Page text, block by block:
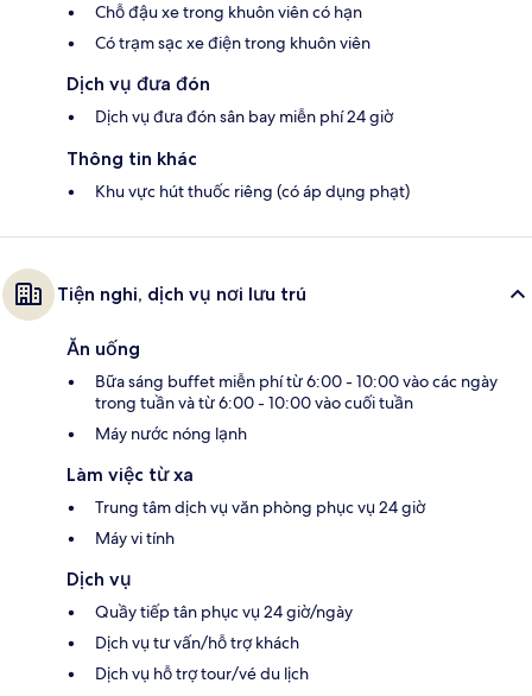
Chỗ đậu xe trong khuôn viên có hạn
Có trạm sạc xe điện trong khuôn viên
Dịch vụ đưa đón
Dịch vụ đưa đón sân bay miễn phí 24 giờ
Thông tin khác
Khu vực hút thuốc riêng (có áp dụng phạt)
Tiện nghi, dịch vụ nơi lưu trú
Ăn uống
Bữa sáng buffet miễn phí từ 6:00 - 10:00 vào các ngày
trong tuần và từ 6:00 - 10:00 vào cuối tuần
Máy nước nóng lạnh
Làm việc từ xa
Trung tâm dịch vụ văn phòng phục vụ 24 giờ
Máy vi tính
Dịch vụ
Quầy tiếp tân phục vụ 24 giờ/ngày
Dịch vụ tư vấn/hỗ trợ khách
Dịch vụ hỗ trợ tour/vé du lịch